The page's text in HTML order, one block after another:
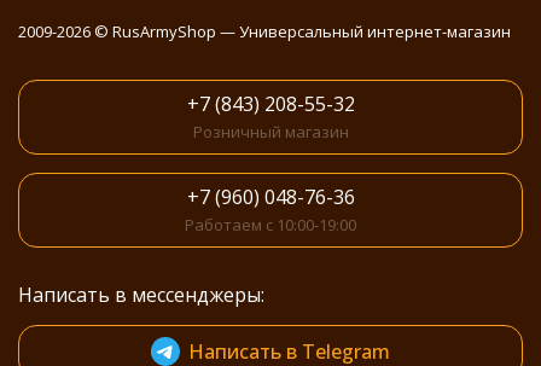
2009-2026 © RusArmyShop — Универсальный интернет-магазин
+7 (843) 208-55-32
Розничный магазин
+7 (960) 048-76-36
Работаем с 10:00-19:00
Написать в мессенджеры:
Написать в Telegram